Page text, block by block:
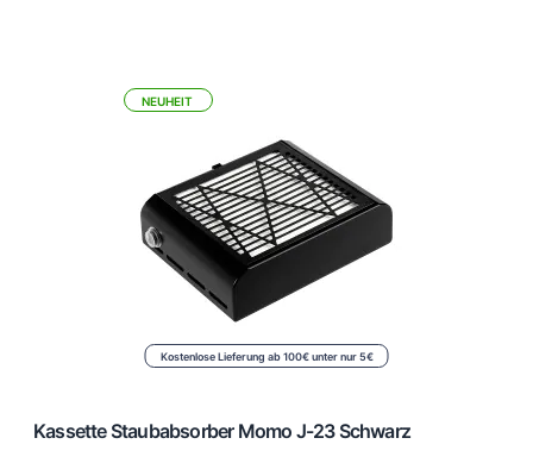
Kostenlose Lieferung ab 100€ unter nur 5€
NEUHEIT
Kassette Staubabsorber Momo J-23 Schwarz